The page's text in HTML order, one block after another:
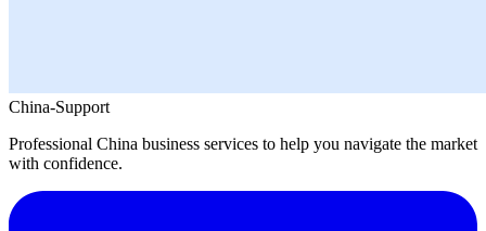
China-Support
Professional China business services to help you navigate the market
with confidence.